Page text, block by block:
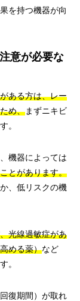
を持つ機器が向
意が必要な
ある方は、レー
め、まずニキビ
。
機器によっては
とがあります。
、低リスクの機
光線過敏症があ
める薬）など
。
復期間）が取れ